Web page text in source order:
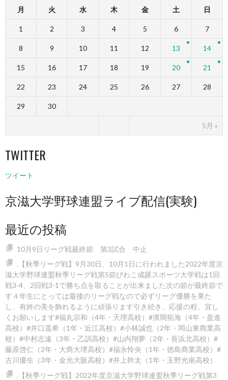
月 火 水 木 金 土 日
5月 »
1 2 3 4 5 6 7
8 9 10 11 12 13 14
15 16 17 18 19 20 21
22 23 24 25 26 27 28
29 30
TWITTER
ツイート
京滋大学野球連盟ライブ配信(実験)
最近の投稿
10月9日リーグ戦最終節 第3試合 中止
.【秋季リーグ戦】9月30日、10月1日に行われました2022年度京
滋大学野球連盟秋季リーグ戦第5節びわこ成蹊スポーツ大学戦は1回
戦3-4、2回戦3-1で勝ち点を取ることが出来ました️次の節が最終節で
す４年生にとっては最後のリーグ戦なので必ずリーグ優勝を果た
し、有終の美を飾れるように頑張ります️引き続き、応援の程、宜し
くお願いします#福丸宗和（4年・天理高校）#濱岡拓海（4年・盈進
高校）#井口遥希（1年・近江高校）#小林誠也（2年・岡山東商業高
校）#中村志遠（3年・乙訓高校）#山内翔夢（2年・長浜北高校）#
藤原啓仁（2年・大商大堺高校）#福永怜央（1年・徳島商業高校）#
古川優生（3年・金光大阪高校）#井上幹太（1年・玉野光南高校）
.【秋季リーグ戦】2022年度京滋大学野球連盟秋季リーグ戦第3